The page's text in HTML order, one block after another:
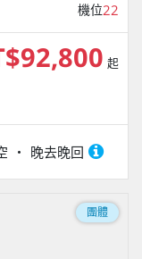
機位22
晚去晚回
起
團體